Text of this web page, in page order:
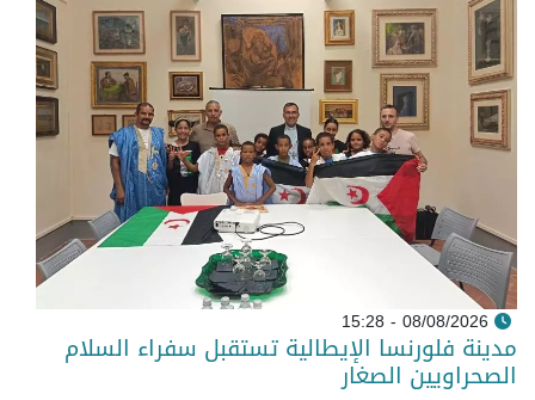
08/08/2026 - 15:28
مدينة فلورنسا الإيطالية تستقبل سفراء السلام
الصحراويين الصغار